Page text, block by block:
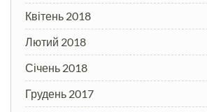
Квітень 2018
Лютий 2018
Січень 2018
Грудень 2017